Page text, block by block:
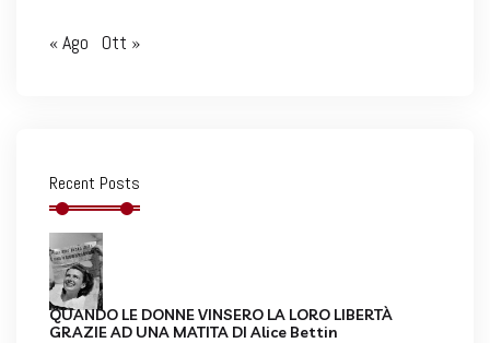
« Ago Ott »
Recent Posts
QUANDO LE DONNE VINSERO LA LORO LIBERTÀ
GRAZIE AD UNA MATITA DI Alice Bettin